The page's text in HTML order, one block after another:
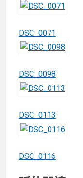
DSC_0071
DSC_0098
DSC_0113
DSC_0116